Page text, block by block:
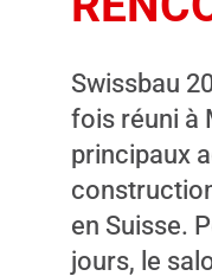
Swissbau
fois réuni à
principaux
en Suisse.
jours, le